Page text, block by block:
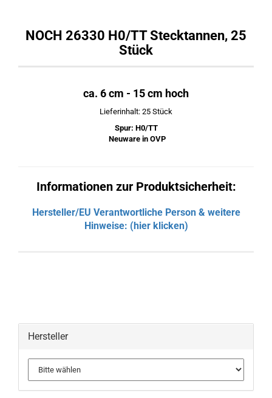
NOCH 26330 H0/TT Stecktannen, 25
Stück
ca. 6 cm - 15 cm hoch
Lieferinhalt: 25 Stück
Spur: H0/TT
Neuware in OVP
Informationen zur Produktsicherheit:
Hersteller/EU Verantwortliche Person & weitere
Hinweise: (hier klicken)
Hersteller